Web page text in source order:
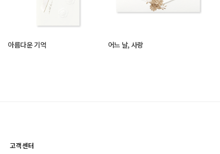
아름다운 기억 어느 날, 사랑
고객센터